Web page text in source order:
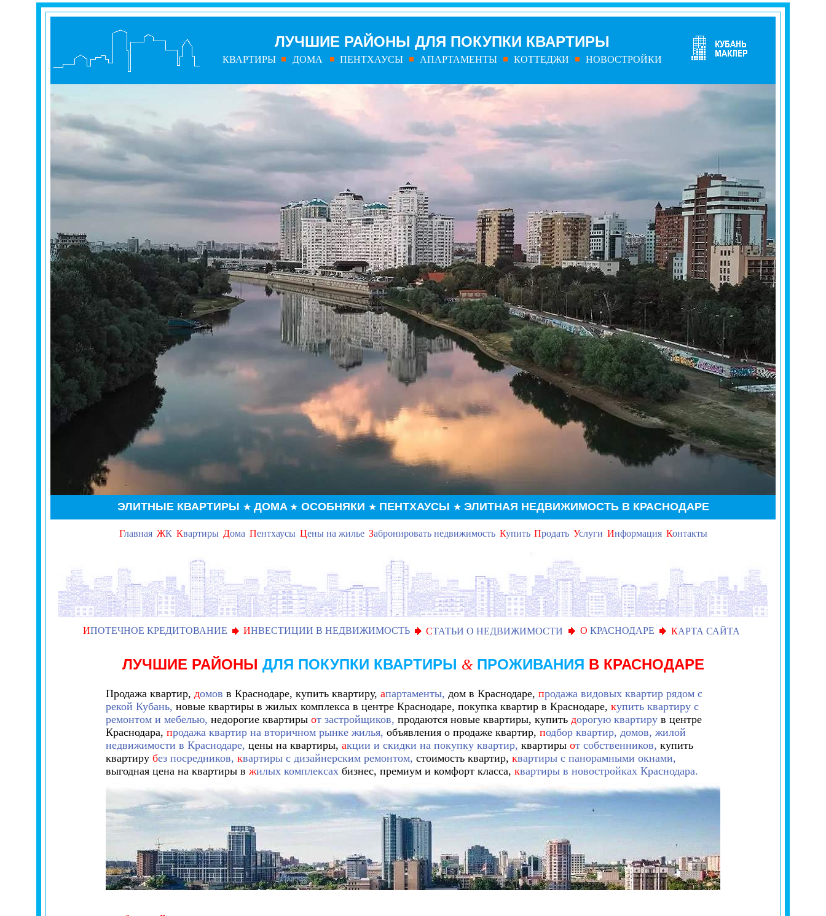
ЛУЧШИЕ РАЙОНЫ ДЛЯ ПОКУПКИ КВАРТИРЫ
КВАРТИРЫ ДОМА ПЕНТХАУСЫ АПАРТАМЕНТЫ КОТТЕДЖИ НОВОСТРОЙКИ
ЭЛИТНЫЕ КВАРТИРЫ ★ ДОМА ★ ОСОБНЯКИ ★ ПЕНТХАУСЫ ★ ЭЛИТНАЯ НЕДВИЖИМОСТЬ В КРАСНОДАРЕ
Главная ЖК Квартиры Дома Пентхаусы Цены на жилье Забронировать недвижимость Купить Продать Услуги Информация Контакты
ИПОТЕЧНОЕ КРЕДИТОВАНИЕ ИНВЕСТИЦИИ В НЕДВИЖИМОСТЬ СТАТЬИ О НЕДВИЖИМОСТИ О КРАСНОДАРЕ КАРТА САЙТА
ЛУЧШИЕ РАЙОНЫ ДЛЯ ПОКУПКИ КВАРТИРЫ & ПРОЖИВАНИЯ В КРАСНОДАРЕ
Продажа квартир, домов в Краснодаре, купить квартиру, апартаменты, дом в Краснодаре, продажа видовых квартир рядом с
рекой Кубань, новые квартиры в жилых комплекса в центре Краснодаре, покупка квартир в Краснодаре, купить квартиру с
ремонтом и мебелью, недорогие квартиры от застройщиков, продаются новые квартиры, купить дорогую квартирув центре
Краснодара, продажа квартир на вторичном рынке жилья, объявления о продаже квартир, подбор квартир, домов, жилой
недвижимости в Краснодаре, цены на квартиры, акции и скидки на покупку квартир, квартиры от собственников, купить
квартиру без посредников, квартиры с дизайнерским ремонтом, стоимость квартир, квартиры с панорамными окнами,
выгодная цена на квартиры в жилых комплексахбизнес, премиум и комфорт класса, квартиры в новостройках Краснодара.